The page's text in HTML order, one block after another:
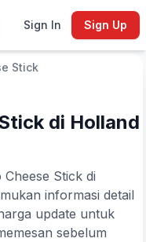
Sign In Sign Up
Stick
di Holland
Stick di
informasi detail
update untuk
sebelum